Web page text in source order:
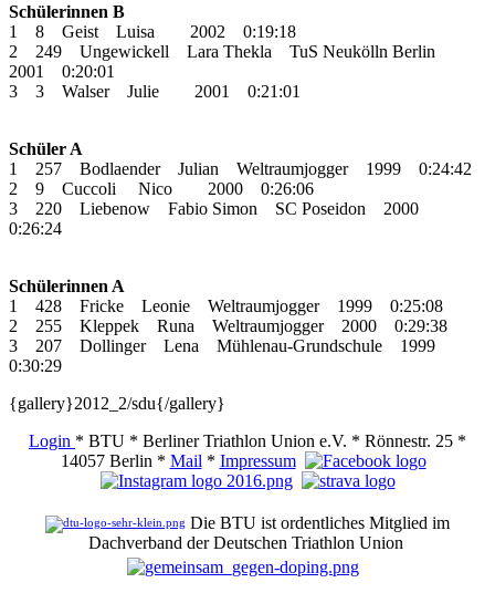
Schülerinnen B
1 8 Geist Luisa 2002 0:19:18
2 249 Ungewickell Lara Thekla TuS Neukölln Berlin
2001 0:20:01
3 3 Walser Julie 2001 0:21:01
Schüler A
1 257 Bodlaender Julian Weltraumjogger 1999 0:24:42
2 9 Cuccoli Nico 2000 0:26:06
3 220 Liebenow Fabio Simon SC Poseidon 2000
0:26:24
Schülerinnen A
1 428 Fricke Leonie Weltraumjogger 1999 0:25:08
2 255 Kleppek Runa Weltraumjogger 2000 0:29:38
3 207 Dollinger Lena Mühlenau-Grundschule 1999
0:30:29
{gallery}2012_2/sdu{/gallery}
Login * BTU * Berliner Triathlon Union e.V. * Rönnestr. 25 *
14057 Berlin * Mail * Impressum
Die BTU ist ordentliches Mitglied im
Dachverband der Deutschen Triathlon Union